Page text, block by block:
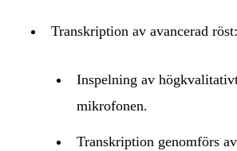
Transkription av avancerad röst:
Inspelning av
mikrofonen.
Transkription genomförs